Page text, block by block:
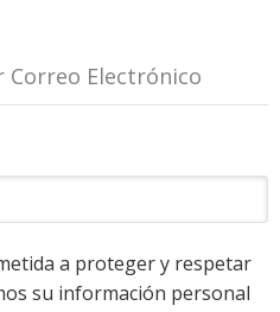
Correo Electrónico
a proteger y respetar
su información personal